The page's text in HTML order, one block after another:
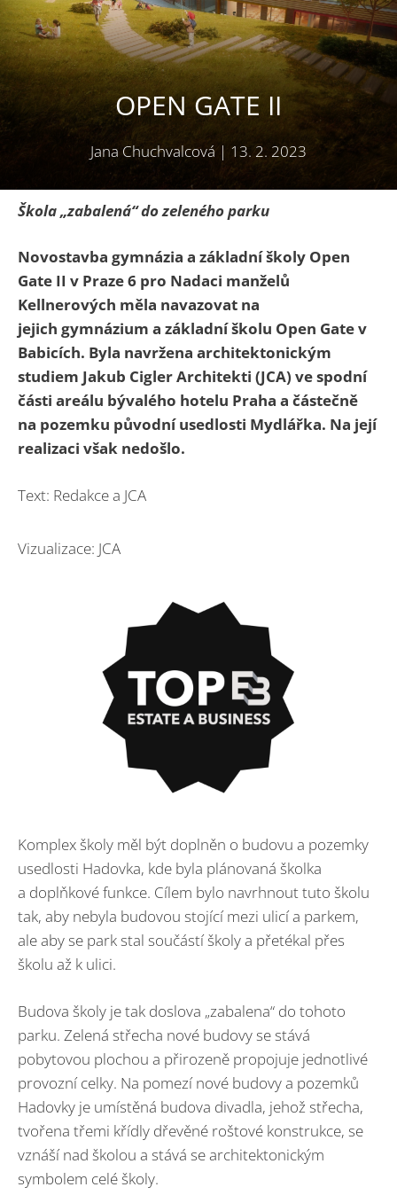
OPEN GATE II
Jana Chuchvalcová | 13. 2. 2023
Škola „zabalená“ do zeleného parku
Novostavba gymnázia a základní školy Open
Gate II v Praze 6 pro Nadaci manželů
Kellnerových měla navazovat na
jejich gymnázium a základní školu Open Gate v
Babicích. Byla navržena architektonickým
studiem Jakub Cigler Architekti (JCA) ve spodní
části areálu bývalého hotelu Praha a částečně
na pozemku původní usedlosti Mydlářka. Na její
realizaci však nedošlo.
Text: Redakce a JCA
Vizualizace: JCA
Komplex školy měl být doplněn o budovu a pozemky
usedlosti Hadovka, kde byla plánovaná školka
a doplňkové funkce. Cílem bylo navrhnout tuto školu
tak, aby nebyla budovou stojící mezi ulicí a parkem,
ale aby se park stal součástí školy a přetékal přes
školu až k ulici.
Budova školy je tak doslova „zabalena“ do tohoto
parku. Zelená střecha nové budovy se stává
pobytovou plochou a přirozeně propojuje jednotlivé
provozní celky. Na pomezí nové budovy a pozemků
Hadovky je umístěná budova divadla, jehož střecha,
tvořena třemi křídly dřevěné roštové konstrukce, se
vznáší nad školou a stává se architektonickým
symbolem celé školy.